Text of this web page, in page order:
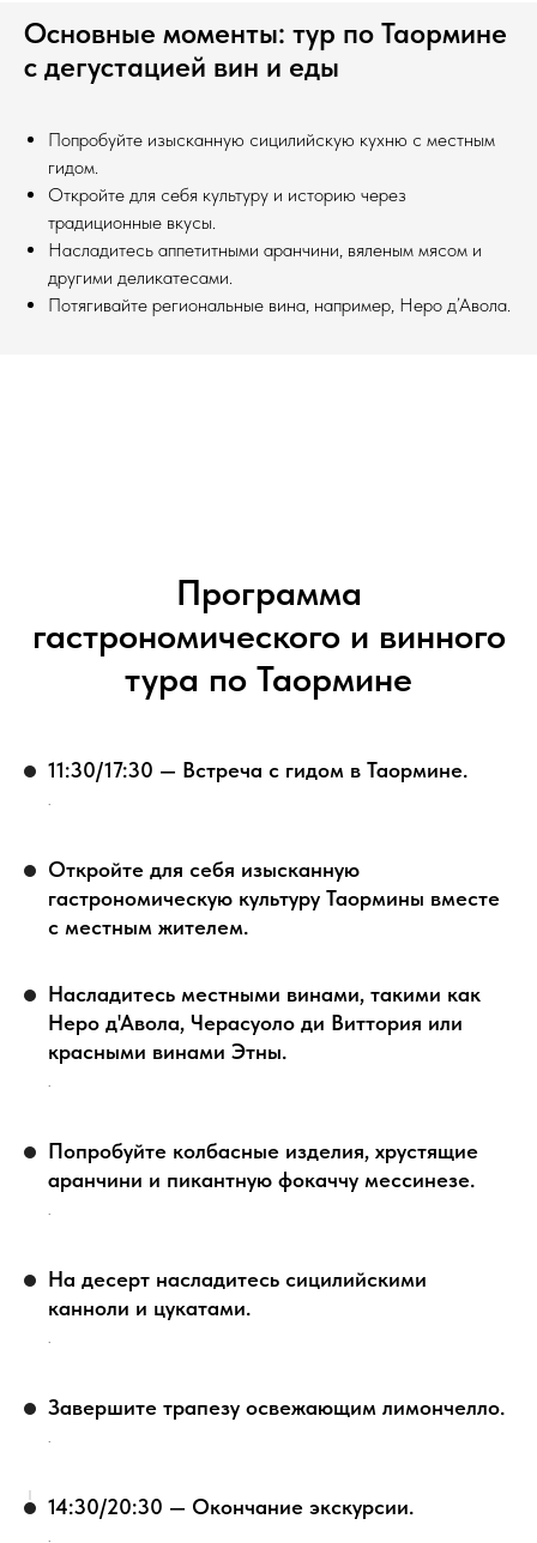
Основные моменты: тур по Таормине
с дегустацией вин и еды
Попробуйте изысканную сицилийскую кухню с местным
гидом.
Откройте для себя культуру и историю через
традиционные вкусы.
Насладитесь аппетитными аранчини, вяленым мясом и
другими деликатесами.
Потягивайте региональные вина, например, Неро д’Авола.
Программа
гастрономического и винного
тура по Таормине
11:30/17:30 — Встреча с гидом в Таормине.
.
Откройте для себя изысканную
гастрономическую культуру Таормины вместе
с местным жителем.
Насладитесь местными винами, такими как
Неро д'Авола, Черасуоло ди Виттория или
красными винами Этны.
.
Попробуйте колбасные изделия, хрустящие
аранчини и пикантную фокаччу мессинезе.
.
На десерт насладитесь сицилийскими
канноли и цукатами.
.
Завершите трапезу освежающим лимончелло.
.
14:30/20:30 — Окончание экскурсии.
.